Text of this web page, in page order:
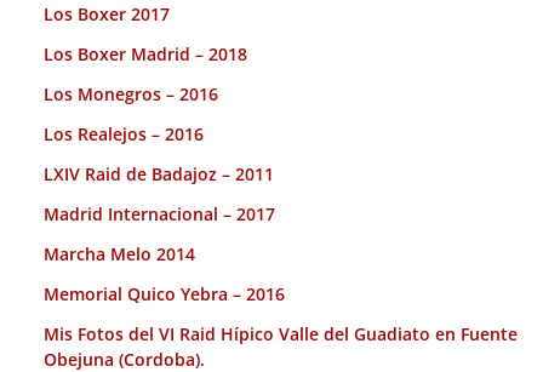
Los Boxer 2017
Los Boxer Madrid – 2018
Los Monegros – 2016
Los Realejos – 2016
LXIV Raid de Badajoz – 2011
Madrid Internacional – 2017
Marcha Melo 2014
Memorial Quico Yebra – 2016
Mis Fotos del VI Raid Hípico Valle del Guadiato en Fuente
Obejuna (Cordoba).